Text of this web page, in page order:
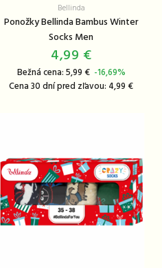
Bellinda
Ponožky Bellinda Bambus Winter
Socks Men
4,99 €
Bežná cena: 5,99 € -16,69%
Cena 30 dní pred zľavou: 4,99 €